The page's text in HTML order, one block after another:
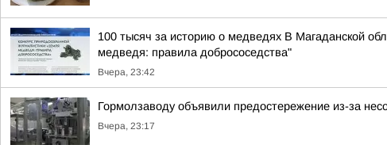
100 тысяч за историю о медведях В Магаданской
медведя: правила добрососедства"
Вчера, 23:42
Гормолзаводу объявили предостережение из-за
Вчера, 23:17